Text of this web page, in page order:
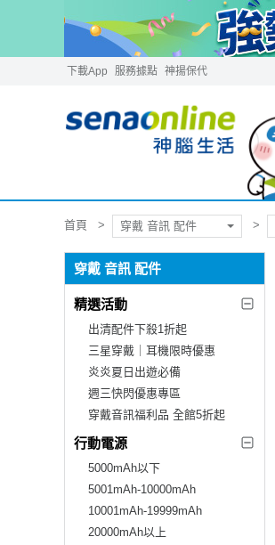
下載App 服務據點 神揚保代
首頁 穿戴 音訊 配件
穿戴 音訊 配件
精選活動
出清配件下殺1折起
三星穿戴｜耳機限時優惠
炎炎夏日出遊必備
週三快閃優惠專區
穿戴音訊福利品 全館5折起
行動電源
5000mAh以下
5001mAh-10000mAh
10001mAh-19999mAh
20000mAh以上